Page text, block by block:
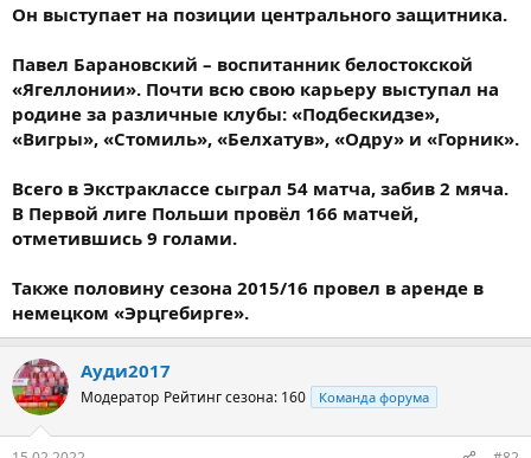
Он выступает на позиции центрального защитника.
Павел Барановский – воспитанник белостокской
«Ягеллонии». Почти всю свою карьеру выступал на
родине за различные клубы: «Подбескидзе»,
«Вигры», «Стомиль», «Белхатув», «Одру» и «Горник».
Всего в Экстраклассе сыграл 54 матча, забив 2 мяча.
В Первой лиге Польши провёл 166 матчей,
отметившись 9 голами.
Также половину сезона 2015/16 провел в аренде в
немецком «Эрцгебирге».
Ауди2017
Модератор Рейтинг сезона: 160 Команда форума